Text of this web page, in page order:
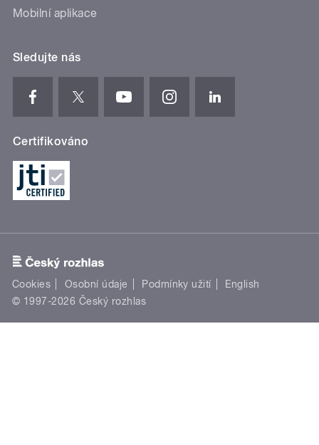
Mobilní aplikace
Sledujte nás
Certifikováno
Cookies Osobní údaje Podmínky užití
English
© 1997-2026 Český rozhlas